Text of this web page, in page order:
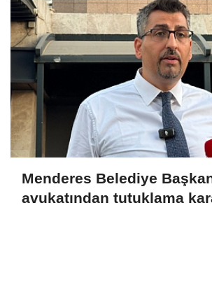
Menderes Belediye
avukatından tutuklama